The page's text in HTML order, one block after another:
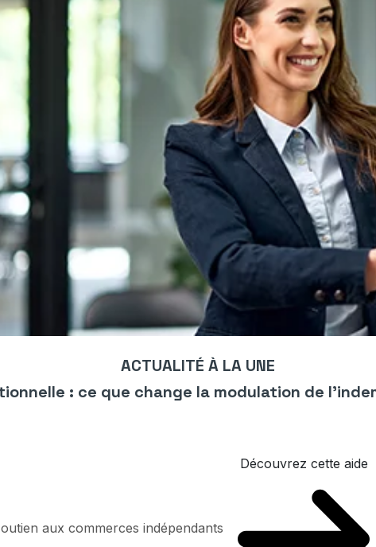
ACTUALITÉ À LA UNE
: ce que change la modulation de
aux commerces indépendants
Découvrez cette aide